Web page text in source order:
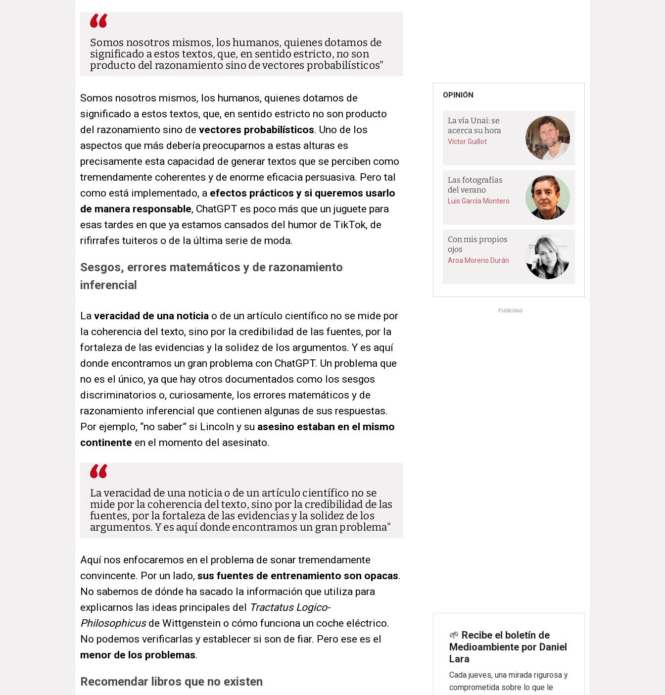
Somos nosotros mismos, los humanos, quienes dotamos de
significado a estos textos, que, en sentido estricto, no son
producto del razonamiento sino de vectores probabilísticos
Somos nosotros mismos, los humanos, quienes dotamos de
significado a estos textos, que, en sentido estricto no son producto
del razonamiento sino de vectores probabilísticos. Uno de los
aspectos que más debería preocuparnos a estas alturas es
precisamente esta capacidad de generar textos que se perciben como
tremendamente coherentes y de enorme eficacia persuasiva. Pero tal
como está implementado, a efectos prácticos y si queremos usarlo
de manera responsable, ChatGPT es poco más que un juguete para
esas tardes en que ya estamos cansados del humor de TikTok, de
rifirrafes tuiteros o de la última serie de moda.
Sesgos, errores matemáticos y de razonamiento
inferencial
La veracidad de una noticia o de un artículo científico no se mide por
la coherencia del texto, sino por la credibilidad de las fuentes, por la
fortaleza de las evidencias y la solidez de los argumentos. Y es aquí
donde encontramos un gran problema con ChatGPT. Un problema que
no es el único, ya que hay otros documentados como los sesgos
discriminatorios o, curiosamente, los errores matemáticos y de
razonamiento inferencial que contienen algunas de sus respuestas.
Por ejemplo, “no saber” si Lincoln y su asesino estaban en el mismo
continente en el momento del asesinato.
La veracidad de una noticia o de un artículo científico no se
mide por la coherencia del texto, sino por la credibilidad de las
fuentes, por la fortaleza de las evidencias y la solidez de los
argumentos. Y es aquí donde encontramos un gran problema
Aquí nos enfocaremos en el problema de sonar tremendamente
convincente. Por un lado, sus fuentes de entrenamiento son opacas.
No sabemos de dónde ha sacado la información que utiliza para
explicarnos las ideas principales del
Tractatus Logico-
Philosophicusde Wittgenstein o cómo funciona un coche eléctrico.
No podemos verificarlas y establecer si son de fiar. Pero ese es el
menor de los problemas.
Recomendar libros que no existen
OPINIÓN
La vía Unai: se
acerca su hora
Víctor Guillot
Las fotografías
del verano
Luis García Montero
Con mis propios
ojos
Aroa Moreno Durán
Publicidad
🌱 Recibe el boletín de
Medioambiente por Daniel
Lara
Cada jueves, una mirada rigurosa y
comprometida sobre lo que le